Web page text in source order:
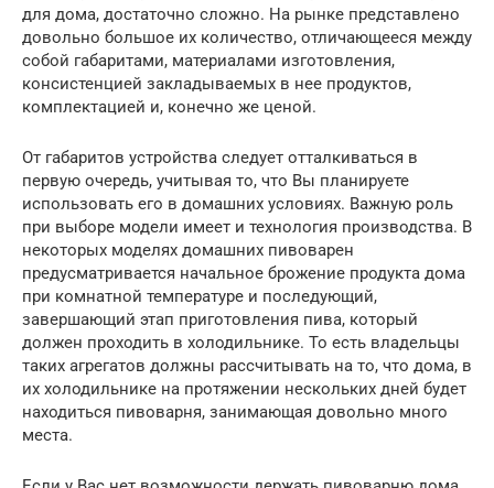
для дома, достаточно сложно. На рынке представлено
довольно большое их количество, отличающееся между
собой габаритами, материалами изготовления,
консистенцией закладываемых в нее продуктов,
комплектацией и, конечно же ценой.
От габаритов устройства следует отталкиваться в
первую очередь, учитывая то, что Вы планируете
использовать его в домашних условиях. Важную роль
при выборе модели имеет и технология производства. В
некоторых моделях домашних пивоварен
предусматривается начальное брожение продукта дома
при комнатной температуре и последующий,
завершающий этап приготовления пива, который
должен проходить в холодильнике. То есть владельцы
таких агрегатов должны рассчитывать на то, что дома, в
их холодильнике на протяжении нескольких дней будет
находиться пивоварня, занимающая довольно много
места.